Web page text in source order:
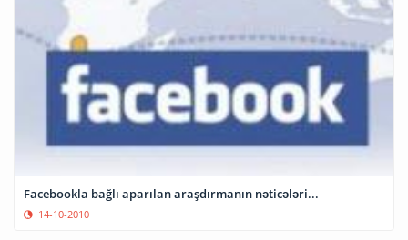
Facebookla bağlı aparılan araşdırmanın nəticələri...
14-10-2010